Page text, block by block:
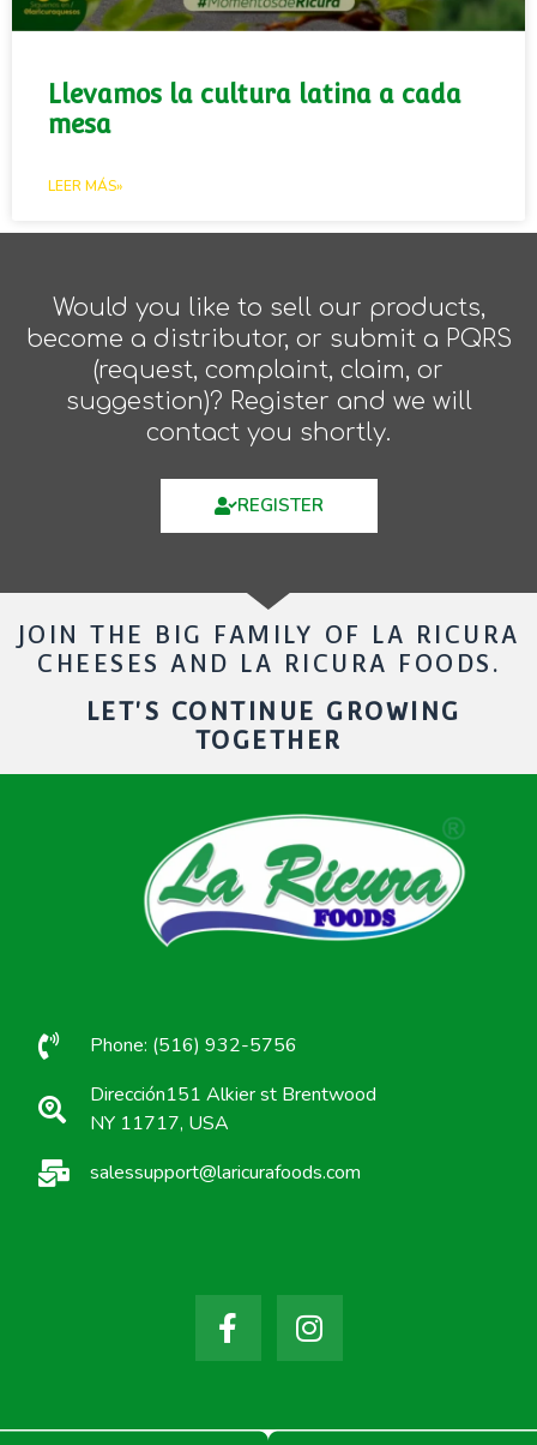
Llevamos la cultura latina a cada
mesa
LEER MÁS»
Would you like to sell our products,
become a distributor, or submit a PQRS
(request, complaint, claim, or
suggestion)? Register and we will
contact you shortly.
REGISTER
JOIN THE BIG FAMILY OF LA RICURA
CHEESES AND LA RICURA FOODS.
LET'S CONTINUE GROWING
TOGETHER
Phone: (516) 932-5756
Dirección151 Alkier st Brentwood
NY 11717, USA
salessupport@laricurafoods.com